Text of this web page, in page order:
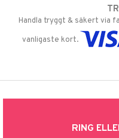
Handla tryggt & säkert via
vanligaste kort.
RING